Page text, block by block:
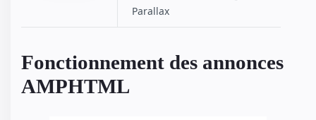
Parallax
Fonctionnement des annonces
AMPHTML